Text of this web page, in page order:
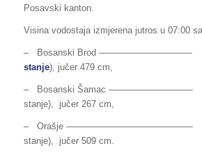
Posavski kanton.
Visina vodostaja izmjerena jutros u 07:00
– Bosanski Brod —————­­­­­­­—————-
stanje), jučer 479 cm,
– Bosanski Šamac —————————-
stanje), jučer 267 cm,
– Orašje —————————————— 488
stanje), jučer 509 cm.